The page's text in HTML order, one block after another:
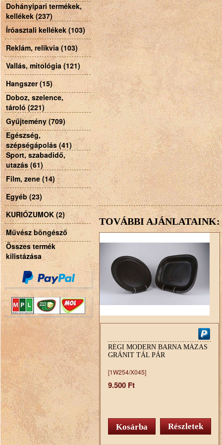
Dohányipari termékek,
kellékek (237)
Íróasztali kellékek (103)
Reklám, relikvia (103)
Vallás, mitológia (121)
Hangszer (15)
Doboz, szelence,
tároló (221)
Gyűjtemény (709)
Egészség,
szépségápolás (41)
Sport, szabadidő,
utazás (61)
Film, zene (14)
Egyéb (23)
KURIÓZUMOK (2)
Művész böngésző
Összes termék
kilistázása
TOVÁBBI AJÁNLATAINK:
RÉGI MODERN BARNA MÁZAS
GRÁNIT TÁL PÁR
[1W254/X045]
9.500 Ft
Részletek